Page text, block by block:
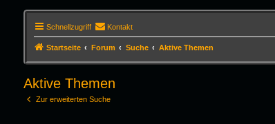
Schnellzugriff Kontakt
Startseite Forum Suche Aktive Themen
Aktive Themen
Zur erweiterten Suche